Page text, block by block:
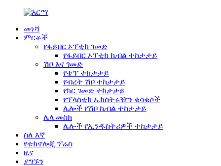
መነሻ
ምርቶች
የፋይበር ኦፕቲክ ገመድ
የፋይበር ኦፕቲክ ኬብል ተከታታይ
ሽቦ እና ገመድ
የቴፕ ተከታታይ
የብረት ሽቦ ተከታታይ
የክር ገመድ ተከታታይ
የፕላስቲክ ኤክስትሩዥን ቁሳቁሶች
ሌሎች የሽቦ ኬብል ተከታታይ
ሌላ መስክ
ሌሎች የኢንዱስትሪዎች ተከታታይ
ስለ እኛ
የቴክኖሎጂ ፕሬስ
ዜና
ያግኙን